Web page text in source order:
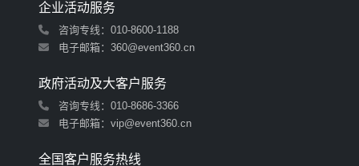
企业活动服务
咨询专线：010-8600-1188
电子邮箱：360@event360.cn
政府活动及大客户服务
咨询专线：010-8686-3366
电子邮箱：vip@event360.cn
全国客户服务热线